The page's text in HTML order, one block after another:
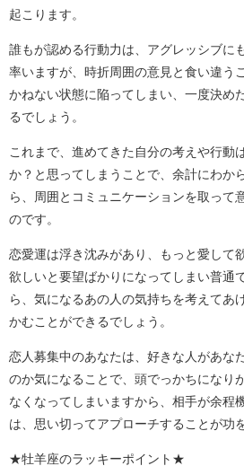
起こります。
誰もが認める行動力は、アグレッシブに
率いますが、時折周囲の意見と食い違う
かねない状態に陥ってしまい、一度決め
るでしょう。
これまで、進めてきた自分の考えや行動
か？と思ってしまうことで、余計にわか
ら、周囲とコミュニケーションを取って
のです。
恋愛運は浮き沈みがあり、もっと愛して
欲しいと要望ばかりになってしまい普通
ら、気になるあの人の気持ちを考えてあ
かむことができるでしょう。
恋人募集中のあなたは、好きな人があな
のか気になることで、頭でっかちになり
なくなってしまいますから、相手が余程
は、思い切ってアプローチすることが功
★牡羊座のラッキーポイント★